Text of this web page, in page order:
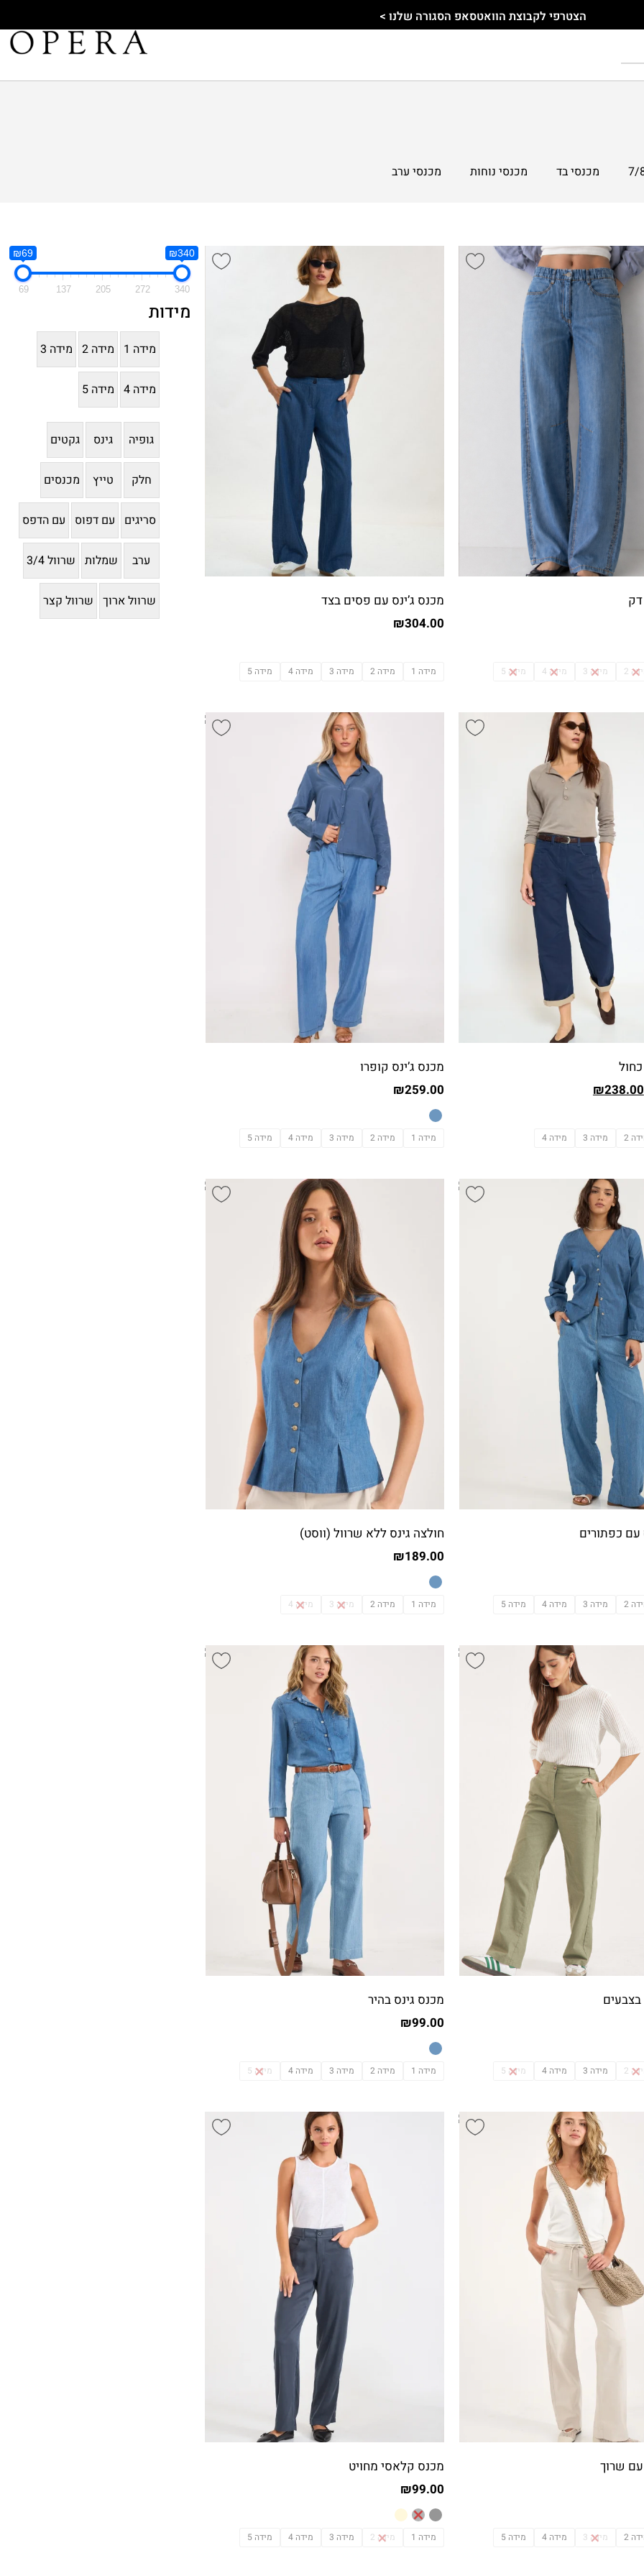
הצטרפי לקבוצת הוואטסאפ הסגורה שלנו >
מכנסי בד מכנסי נוחות מכנסי ערב
₪69 ₪340
69 137 205 272 340
מידות
מידה 1 מידה 2 מידה 3
מידה 4 מידה 5
גופיה גינס גקטים
חלק טייץ מכנסים
סריגים עם דפוס עם הדפס
ערב שמלות שרוול 3/4
שרוול ארוך שרוול קצר
דק
2 מידה 3 מידה 4 מידה 5
מכנס ג’ינס עם פסים בצד
₪304.00
מידה 1 מידה 2 מידה 3 מידה 4 מידה 5
₪238.00
2 מידה 3 מידה 4
מכנס ג’ינס קופרו
₪259.00
מידה 1 מידה 2 מידה 3 מידה 4 מידה 5
עם כפתורים
2 מידה 3 מידה 4 מידה 5
חולצה גינס ללא שרוול (ווסט)
₪189.00
מידה 1 מידה 2 מידה 3 מידה 4
בצבעים
2 מידה 3 מידה 4 מידה 5
מכנס גינס בהיר
₪99.00
מידה 1 מידה 2 מידה 3 מידה 4 מידה 5
שרוך
2 מידה 3 מידה 4 מידה 5
מכנס קלאסי מחויט
₪99.00
מידה 1 מידה 2 מידה 3 מידה 4 מידה 5